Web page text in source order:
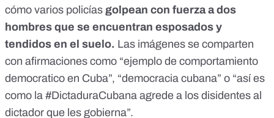
cómo varios policías golpean con fuerza a dos
hombres que se encuentran esposados y
tendidos en el suelo. Las imágenes se comparten
con afirmaciones como “ejemplo de comportamiento
democratico en Cuba”, “democracia cubana” o “así es
como la #DictaduraCubana agrede a los disidentes al
dictador que les gobierna”.